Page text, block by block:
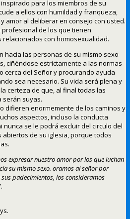
para los miembros de su
a ellos con humildad y franqueza,
amor al deliberar en consejo con usted.
de los que tienen
con homosexualidad.
hacia las personas de su mismo sexo
ciñéndose estrictamente a las normas
cerca del Señor y procurando ayuda
sea necesario. Su vida será plena y
certeza de que, al final todas las
serán suyas.
difieren enormemente de los caminos y
aspectos, incluso la conducta
nunca se le podrá excluir del circulo del
abiertos de su iglesia, porque todos
expresar nuestro amor por los que luchan
su mismo sexo. oramos al señor por
padecimientos, los consideramos